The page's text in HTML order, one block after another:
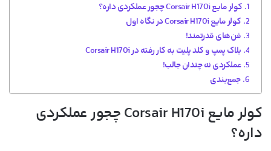
کولر مایع Corsair H170i چجور عملکردی داره؟
کولر مایع Corsair H170i در نگاه اول
فن‌های قدرتمند!
بلاک پمپ و کلد پلیت به کار رفته در Corsair H170i
عملکردی نه چندان جالب!
جمع‌بندی
کولر مایع Corsair H170i چجور عملکردی
داره؟